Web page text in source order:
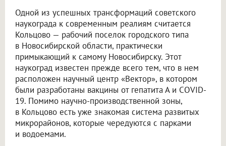
Одной из успешных трансформаций советского
наукограда к современным реалиям считается
Кольцово — рабочий поселок городского типа
в Новосибирской области, практически
примыкающий к самому Новосибирску. Этот
наукоград известен прежде всего тем, что в нем
расположен научный центр «Вектор», в котором
были разработаны вакцины от гепатита А и COVID-
19. Помимо научно-производственной зоны,
в Кольцово есть уже знакомая система развитых
микрорайонов, которые чередуются с парками
и водоемами.